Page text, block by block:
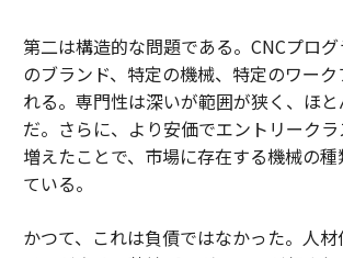
第二は構造的な問題である。CNCプロ
のブランド、特定の機械、特定のワーク
れる。専門性は深いが範囲が狭く、ほ
だ。さらに、より安価でエントリーク
増えたことで、市場に存在する機械の
ている。
かつて、これは負債ではなかった。人